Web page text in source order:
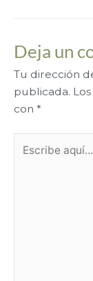
Deja un
Tu dirección
publicada.
con *
aquí...